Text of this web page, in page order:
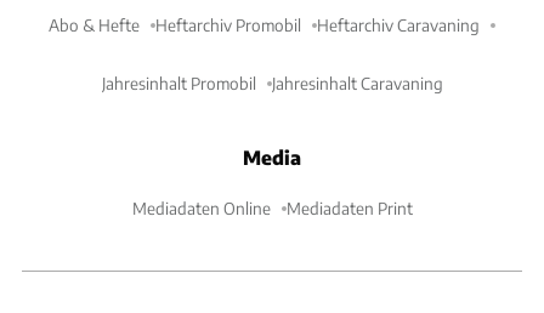
Abo & Hefte Heftarchiv Promobil Heftarchiv Caravaning
Jahresinhalt Promobil Jahresinhalt Caravaning
Media
Mediadaten Online Mediadaten Print